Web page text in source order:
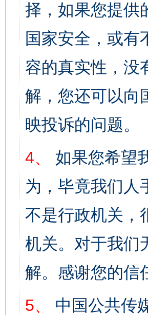
择，如果您提供
国家安全，或有
容的真实性，没
解，您还可以向
映投诉的问题。
4、
如果您希望
为，毕竟我们人
不是行政机关，
机关。对于我们
解。感谢您的信
5、
中国公共传